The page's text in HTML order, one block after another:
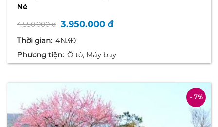
Né
4.550.000 đ 3.950.000 đ
Thời gian: 4N3Đ
Phương tiện: Ô tô, Máy bay
- 7%